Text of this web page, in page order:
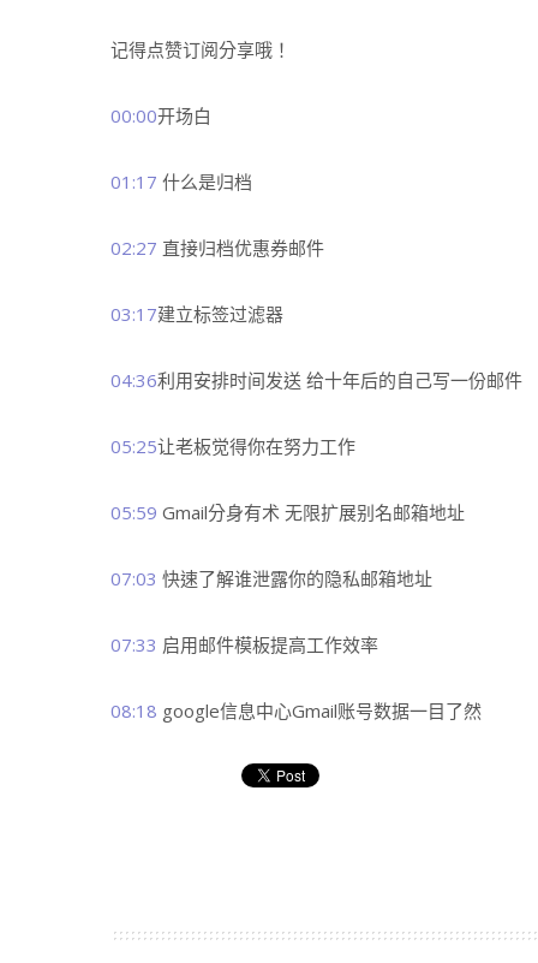
记得点赞订阅分享哦！
00:00​开场白
01:17 ​ 什么是归档
02:27 ​ 直接归档优惠券邮件
03:17​建立标签过滤器
04:36​利用安排时间发送 给十年后的自己写一份邮件
05:25​让老板觉得你在努力工作
05:59 ​ Gmail分身有术 无限扩展别名邮箱地址
07:03 ​ 快速了解谁泄露你的隐私邮箱地址
07:33 ​ 启用邮件模板提高工作效率
08:18 ​ google信息中心Gmail账号数据一目了然